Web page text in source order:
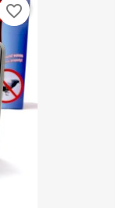
favorite_border